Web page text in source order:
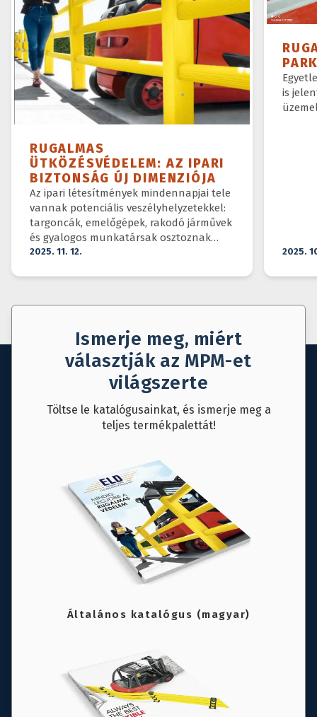
RUGALMAS
ÜTKÖZÉSVÉDELEM: AZ IPARI
BIZTONSÁG ÚJ DIMENZIÓJA
Az ipari létesítmények mindennapjai tele
vannak potenciális veszélyhelyzetekkel:
targoncák, emelőgépek, rakodó járművek
és gyalogos munkatársak osztoznak
ugyanazon a téren.
2025. 11. 12.
is
2025.
Ismerje meg, miért
választják az MPM-et
világszerte
Töltse le katalógusainkat, és ismerje meg a
teljes termékpalettát!
Általános katalógus (magyar)